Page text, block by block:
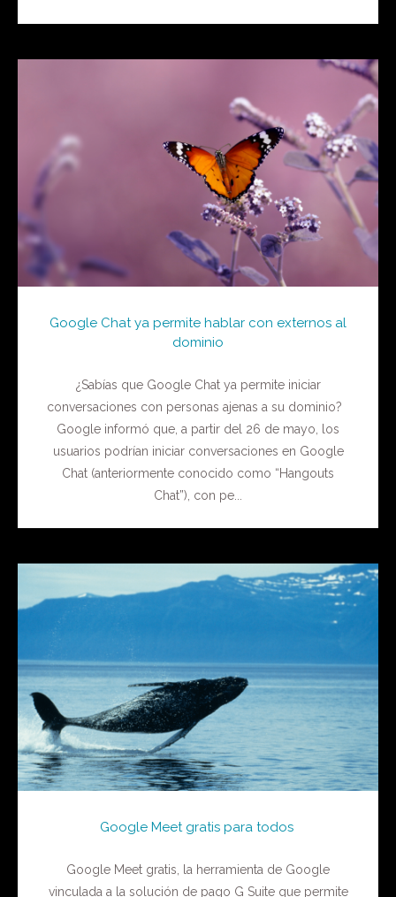
Google Chat ya permite hablar con externos al
dominio
¿Sabías que Google Chat ya permite iniciar
conversaciones con personas ajenas a su dominio?
Google informó que, a partir del 26 de mayo, los
usuarios podrían iniciar conversaciones en Google
Chat (anteriormente conocido como “Hangouts
Chat”), con pe...
Google Meet gratis para todos
Google Meet gratis, la herramienta de Google
vinculada a la solución de pago G Suite que permite